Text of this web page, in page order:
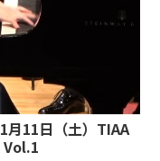
月11日（土）TIAA
Vol.1